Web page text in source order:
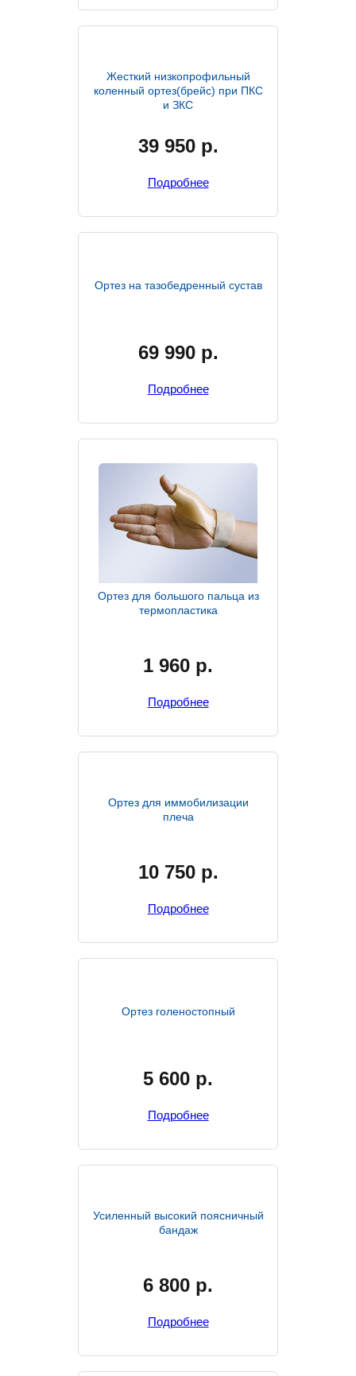
Жесткий низкопрофильный
коленный ортез(брейс) при ПКС
и ЗКС
39 950р.
Подробнее
Ортез на тазобедренный сустав
69 990р.
Подробнее
Ортез для большого пальца из
термопластика
1 960 р.
Подробнее
Ортез для иммобилизации
плеча
10 750р.
Подробнее
Ортез голеностопный
5 600 р.
Подробнее
Усиленный высокий поясничный
бандаж
6 800 р.
Подробнее